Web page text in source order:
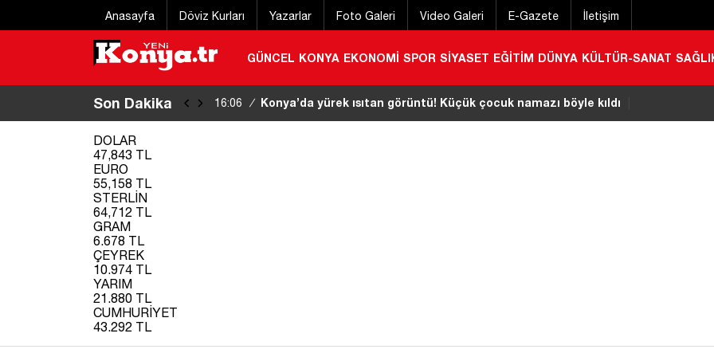
Anasayfa Döviz Kurları Yazarlar Foto Galeri Video Galeri E-Gazete İletişim
GÜNCEL KONYA EKONOMİ SPOR SİYASET EĞİTİM DÜNYA KÜLTÜR-SANAT
Son Dakika 16:06 / Konya’da yürek ısıtan görüntü! Küçük çocuk namazı böyle kıldı
DOLAR
47,843 TL
EURO
55,158 TL
STERLİN
64,712 TL
GRAM
6.678 TL
ÇEYREK
10.974 TL
YARIM
21.880 TL
CUMHURİYET
43.292 TL